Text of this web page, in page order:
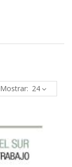
Mostrar: